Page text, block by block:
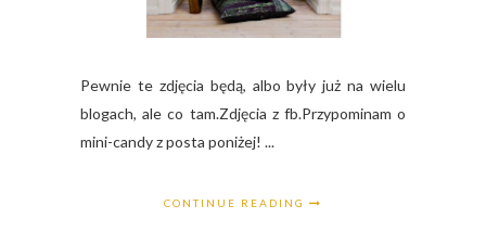
Pewnie te zdjęcia będą, albo były już na wielu
blogach, ale co tam.Zdjęcia z fb.Przypominam o
mini-candy z posta poniżej! ...
CONTINUE READING